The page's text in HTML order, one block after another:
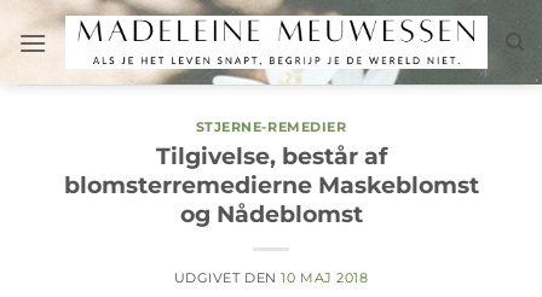
Fortsæt
indhold
STJERNE-REMEDIER
Tilgivelse, består af
blomsterremedierne Maskeblomst
og Nådeblomst
UDGIVET DEN10 MAJ 2018